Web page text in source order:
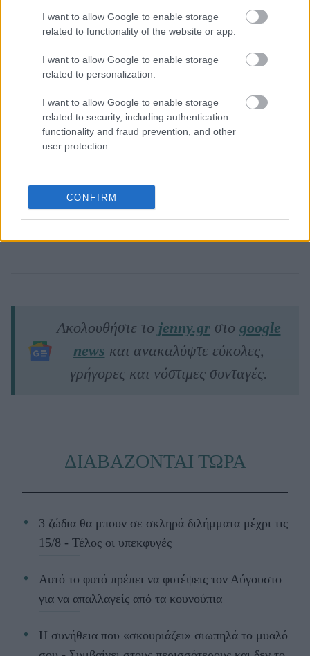
I want to allow Google to enable storage
related to functionality of the website or app.
I want to allow Google to enable storage
related to personalization.
I want to allow Google to enable storage
related to security, including authentication
functionality and fraud prevention, and other
user protection.
CONFIRM
Ακολουθήστε το jenny.grστο google
news και ανακαλύψτε εύκολες,
γρήγορες και νόστιμες συνταγές.
ΔΙΑΒΑΖΟΝΤΑΙ ΤΩΡΑ
3 ζώδια θα μπουν σε σκληρά διλήμματα μέχρι τις
15/8 - Τέλος οι υπεκφυγές
Αυτό το φυτό πρέπει να φυτέψεις τον Αύγουστο
για να απαλλαγείς από τα κουνούπια
Η συνήθεια που «σκουριάζει» σιωπηλά το μυαλό